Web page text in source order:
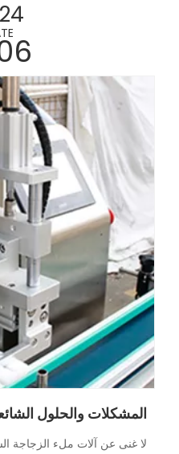
لا غنى عن آلات ملء الزجاجة